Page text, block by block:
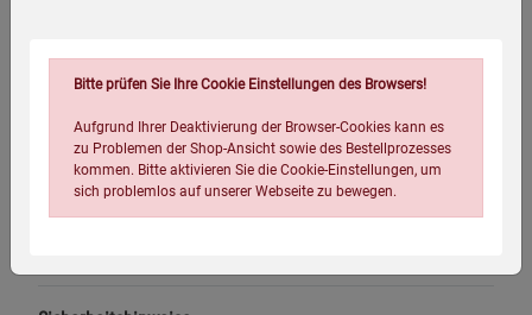
Saubere und hygienische Anwendung
Ideal für Garten, Balkon oder Terrasse
Wahlweise einzeln oder im praktischen 2er-Pack erhältlich.
Bitte prüfen Sie Ihre Cookie Einstellungen des Browsers!
Aufgrund Ihrer Deaktivierung der Browser-Cookies kann es
zu Problemen der Shop-Ansicht sowie des Bestellprozesses
kommen. Bitte aktivieren Sie die Cookie-Einstellungen, um
sich problemlos auf unserer Webseite zu bewegen.